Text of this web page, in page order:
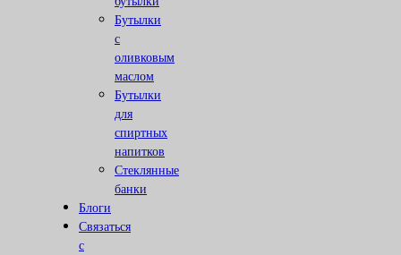
Бутылки
с
оливковым
маслом
Бутылки
для
спиртных
напитков
Стеклянные
банки
Блоги
Связаться
с